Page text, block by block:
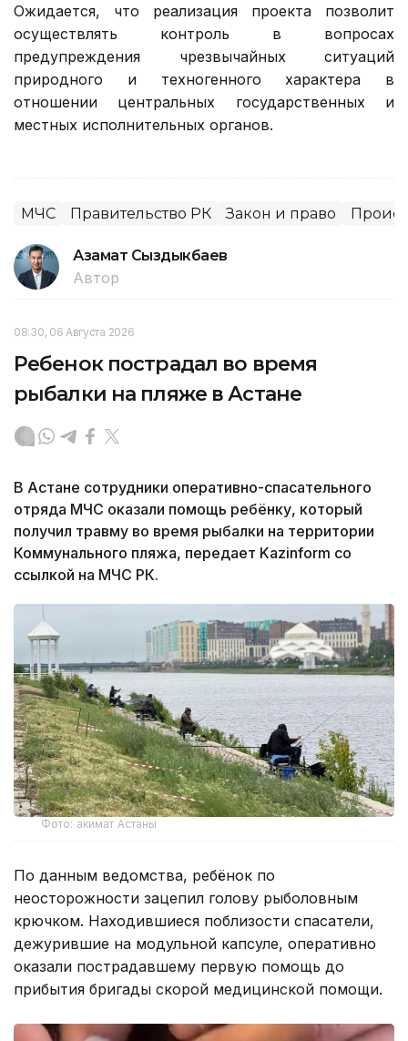
Ожидается, что реализация проекта позволит
осуществлять контроль в вопросах
предупреждения чрезвычайных ситуаций
природного и техногенного характера в
отношении центральных государственных и
местных исполнительных органов.
МЧС Правительство РК Закон и право
Азамат Сыздыкбаев
Автор
08:30, 06 Августа 2026
Ребенок пострадал во время
рыбалки на пляже в Астане
В Астане сотрудники оперативно-спасательного
отряда МЧС оказали помощь ребёнку, который
получил травму во время рыбалки на территории
Коммунального пляжа, передает Kazinform со
ссылкой на МЧС РК.
Фото: акимат Астаны
По данным ведомства, ребёнок по
неосторожности зацепил голову рыболовным
крючком. Находившиеся поблизости спасатели,
дежурившие на модульной капсуле, оперативно
оказали пострадавшему первую помощь до
прибытия бригады скорой медицинской помощи.